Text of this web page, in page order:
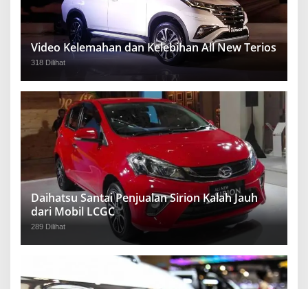
Video Kelemahan dan Kelebihan All New Terios
318 Dilihat
Daihatsu Santai Penjualan Sirion Kalah Jauh
dari Mobil LCGC
289 Dilihat